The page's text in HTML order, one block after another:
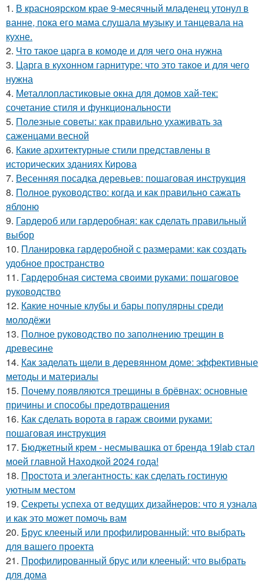
1. В красноярском крае 9-месячный младенец утонул в
ванне, пока его мама слушала музыку и танцевала на
кухне.
2. Что такое царга в комоде и для чего она нужна
3. Царга в кухонном гарнитуре: что это такое и для чего
нужна
4. Металлопластиковые окна для домов хай-тек:
сочетание стиля и функциональности
5. Полезные советы: как правильно ухаживать за
саженцами весной
6. Какие архитектурные стили представлены в
исторических зданиях Кирова
7. Весенняя посадка деревьев: пошаговая инструкция
8. Полное руководство: когда и как правильно сажать
яблоню
9. Гардероб или гардеробная: как сделать правильный
выбор
10. Планировка гардеробной с размерами: как создать
удобное пространство
11. Гардеробная система своими руками: пошаговое
руководство
12. Какие ночные клубы и бары популярны среди
молодёжи
13. Полное руководство по заполнению трещин в
древесине
14. Как заделать щели в деревянном доме: эффективные
методы и материалы
15. Почему появляются трещины в брёвнах: основные
причины и способы предотвращения
16. Как сделать ворота в гараж своими руками:
пошаговая инструкция
17. Бюджетный крем - несмывашка от бренда 19lab стал
моей главной Находкой 2024 года!
18. Простота и элегантность: как сделать гостиную
уютным местом
19. Секреты успеха от ведущих дизайнеров: что я узнала
и как это может помочь вам
20. Брус клееный или профилированный: что выбрать
для вашего проекта
21. Профилированный брус или клееный: что выбрать
для дома